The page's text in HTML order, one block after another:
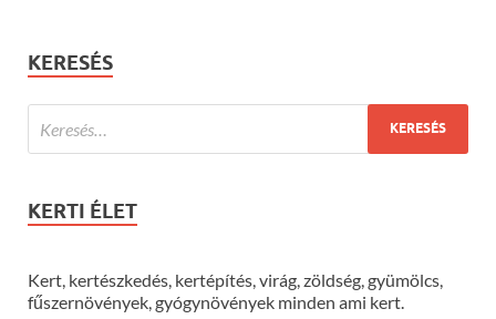
KERESÉS
KERTI ÉLET
Kert, kertészkedés, kertépítés, virág, zöldség, gyümölcs,
fűszernövények, gyógynövények minden ami kert.